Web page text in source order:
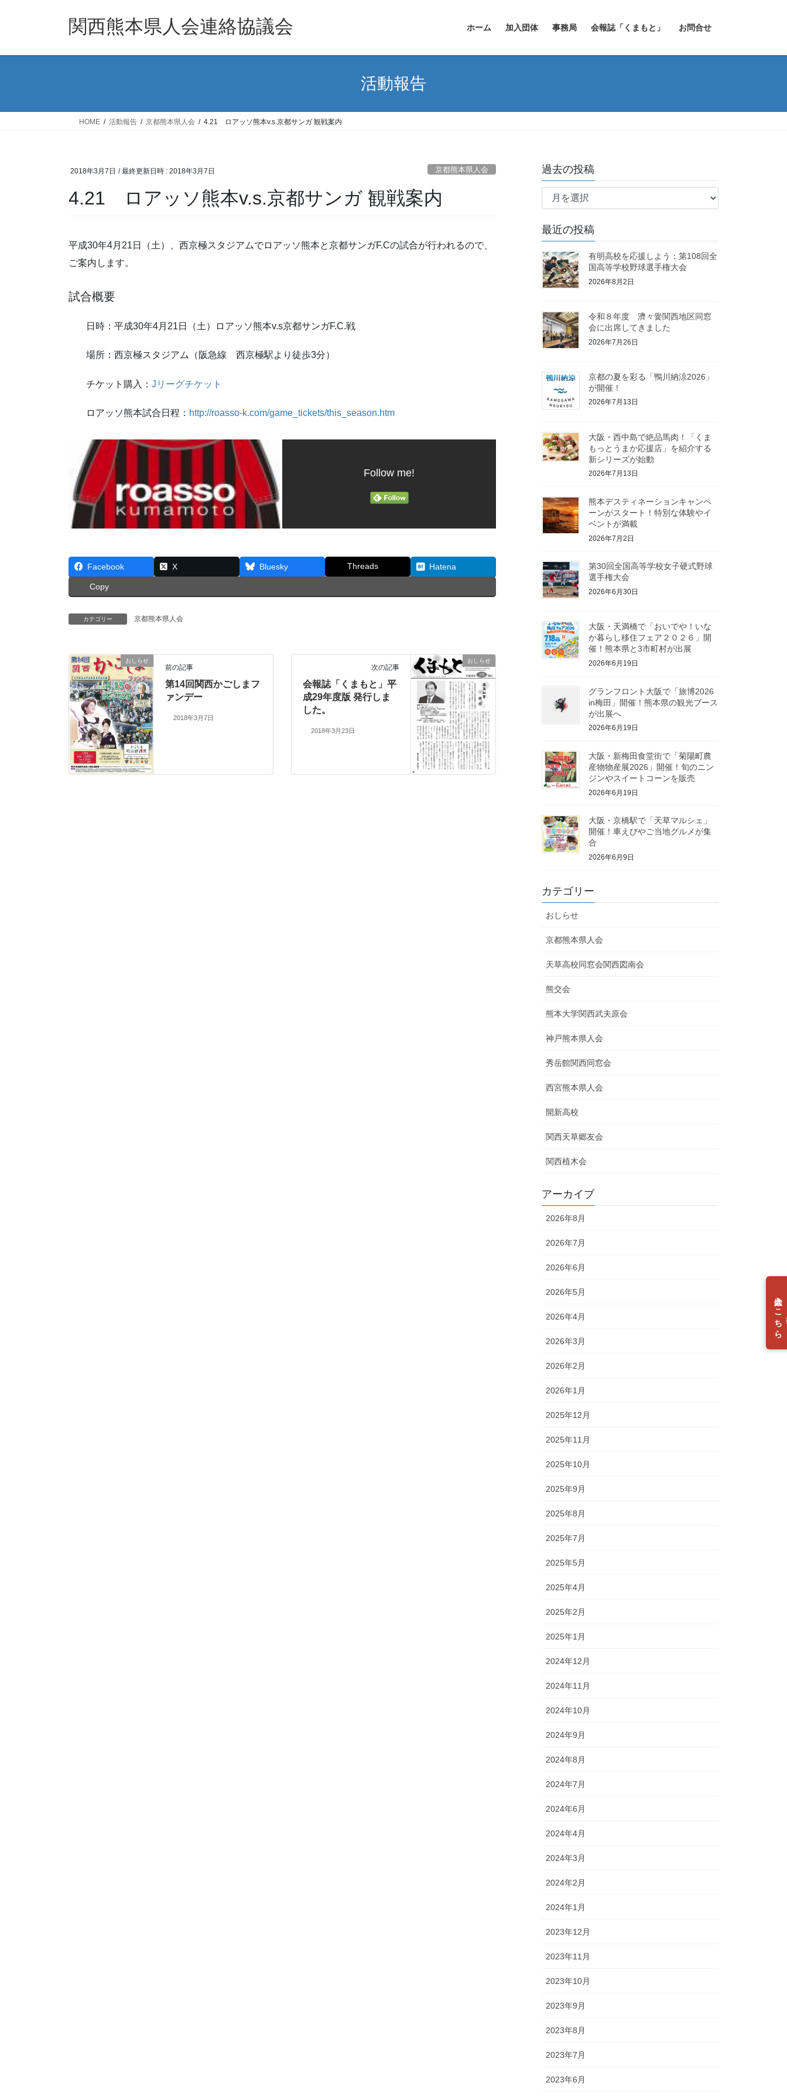
関西熊本県人会連絡協議会 ホーム 加入団体 事務局 会報誌「くまもと」 お問合せ
活動報告
HOME 活動報告 京都熊本県人会 4.21 ロアッソ熊本v.s.京都サンガ 観戦案内
2018年3月7日 / 最終更新日時 : 2018年3月7日 京都熊本県人会
4.21 ロアッソ熊本v.s.京都サンガ 観戦案内
平成30年4月21日（土）、西京極スタジアムでロアッソ熊本と京都サンガF.Cの試合が行われるので、
ご案内します。
試合概要
日時：平成30年4月21日（土）ロアッソ熊本v.s京都サンガF.C.戦
場所：西京極スタジアム（阪急線 西京極駅より徒歩3分）
チケット購入： Jリーグチケット
ロアッソ熊本試合日程： http://roasso-k.com/game_tickets/this_season.htm
Follow me!
Facebook X Bluesky Threads Hatena
Copy
カテゴリー 京都熊本県人会
おしらせ
前の記事
第14回関西かごしまフ
ァンデー
2018年3月7日
おしらせ
次の記事
会報誌「くまもと」平
成29年度版 発行しま
した。
2018年3月23日
過去の投稿
過
投
稿
最近の投稿
有明高校を応援しよう：第108回全
国高等学校野球選手権大会
2026年8月2日
令和８年度 濟々黌関西地区同窓
会に出席してきました
2026年7月26日
京都の夏を彩る「鴨川納涼2026」
が開催！
2026年7月13日
大阪・西中島で絶品馬肉！「くま
もっとうまか応援店」を紹介する
新シリーズが始動
2026年7月13日
熊本デスティネーションキャンペ
ーンがスタート！特別な体験やイ
ベントが満載
2026年7月2日
第30回全国高等学校女子硬式野球
選手権大会
2026年6月30日
大阪・天満橋で「おいでや！いな
か暮らし移住フェア２０２６」開
催！熊本県と3市町村が出展
2026年6月19日
グランフロント大阪で「旅博2026
in梅田」開催！熊本県の観光ブース
が出展へ
2026年6月19日
大阪・新梅田食堂街で「菊陽町農
産物物産展2026」開催！旬のニン
ジンやスイートコーンを販売
2026年6月19日
大阪・京橋駅で「天草マルシェ」
開催！車えびやご当地グルメが集
合
2026年6月9日
カテゴリー
おしらせ
京都熊本県人会
天草高校同窓会関西図南会
熊交会
熊本大学関西武夫原会
神戸熊本県人会
秀岳館関西同窓会
西宮熊本県人会
開新高校
関西天草郷友会
関西植木会
アーカイブ
2026年8月
2026年7月
2026年6月
2026年5月
2026年4月
2026年3月
2026年2月
2026年1月
2025年12月
2025年11月
2025年10月
2025年9月
2025年8月
2025年7月
2025年5月
2025年4月
2025年2月
2025年1月
2024年12月
2024年11月
2024年10月
2024年9月
2024年8月
2024年7月
2024年6月
2024年4月
2024年3月
2024年2月
2024年1月
2023年12月
2023年11月
2023年10月
2023年9月
2023年8月
2023年7月
2023年6月
入会はこちら